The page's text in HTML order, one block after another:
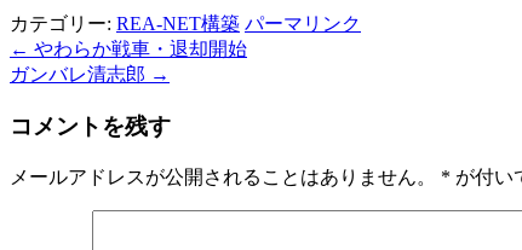
カテゴリー: REA-NET構築 パーマリンク
← やわらか戦車・退却開始
ガンバレ清志郎 →
コメントを残す
メールアドレスが公開されることはありません。 * が付い